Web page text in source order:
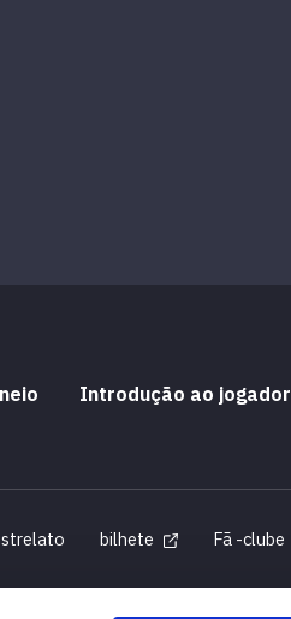
Introdução ao jogador
bilhete Fã -clube